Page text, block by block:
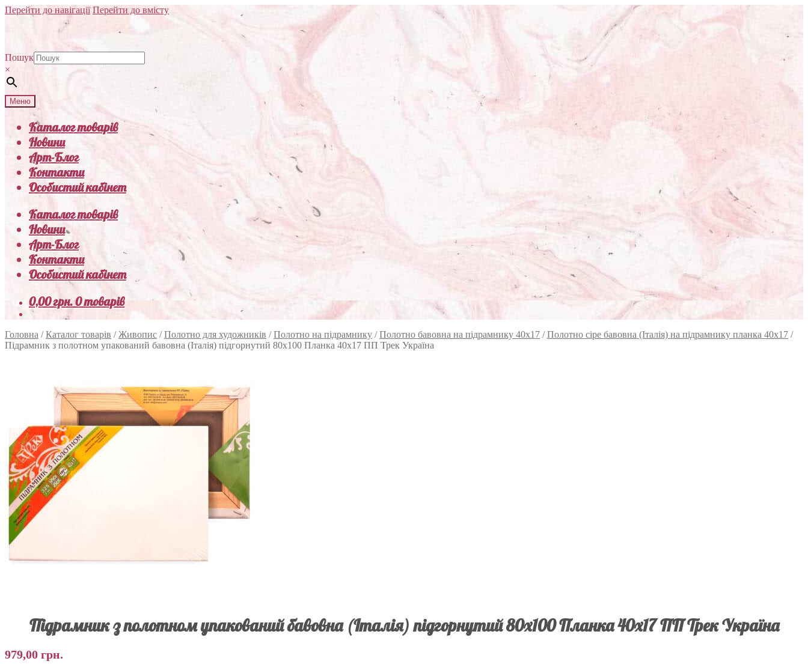
Перейти до навігації Перейти до вмісту
Пошук
×
Меню
Каталог товарів
Новини
Арт-Блог
Контакти
Особистий кабінет
Каталог товарів
Новини
Арт-Блог
Контакти
Особистий кабінет
0,00грн.0 товарів
Головна /Каталог товарів /Живопис /Полотно для художників /Полотно на підрамнику /Полотно бавовна на підрамнику 40х17 /Полотно сіре бавовна (Італія) на підрамнику планка 40х17 /
Підрамник з полотном упакований бавовна (Італія) підгорнутий 80х100 Планка 40х17 ПП Трек Україна
Підрамник з полотном упакований бавовна (Італія) підгорнутий 80х100 Планка 40х17 ПП Трек Україна
979,00 грн.